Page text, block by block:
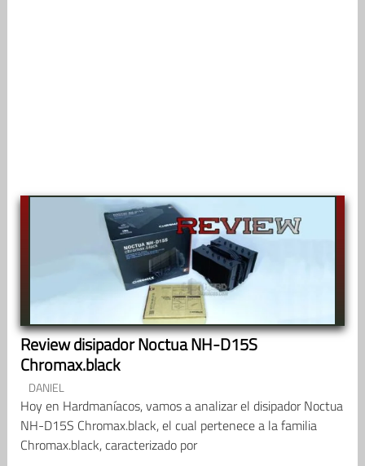
Review disipador Noctua NH-D15S
Chromax.black
DANIEL
Hoy en Hardmaníacos, vamos a analizar el disipador Noctua
NH-D15S Chromax.black, el cual pertenece a la familia
Chromax.black, caracterizado por